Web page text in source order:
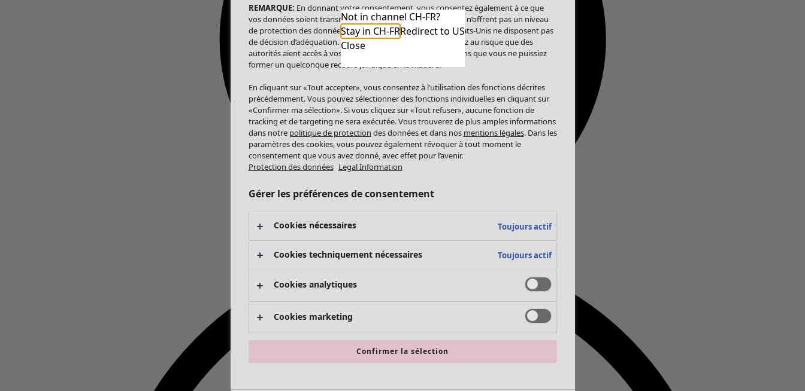
Not in channel CH-FR?
Stay in CH-FRRedirect to US
Close
REMARQUE: En donnant votre consentement, vous consentez également à ce que
vos données soient transmises aux États-Unis. Les États-Unis n’offrent pas un niveau
de protection des données comparable à celui de l’UE. Les États-Unis ne disposent pas
de décision d’adéquation. Par conséquent, vous vous exposez au risque que des
autorités aient accès à vos données à caractère personnel sans que vous ne puissiez
former un quelconque recours juridique en la matière.
En cliquant sur «Tout accepter», vous consentez à l’utilisation des fonctions décrites
précédemment. Vous pouvez sélectionner des fonctions individuelles en cliquant sur
«Confirmer ma sélection». Si vous cliquez sur «Tout refuser», aucune fonction de
tracking et de targeting ne sera exécutée. Vous trouverez de plus amples informations
dans notre politique de protection des données et dans nos mentions légales. Dans les
paramètres des cookies, vous pouvez également révoquer à tout moment le
consentement que vous avez donné, avec effet pour l’avenir.
Protection des données Legal Information
Gérer les préférences de consentement
Cookies nécessaires Toujours actif
Cookies techniquement nécessaires Toujours actif
Cookies analytiques
Cookies marketing
Confirmer la sélection